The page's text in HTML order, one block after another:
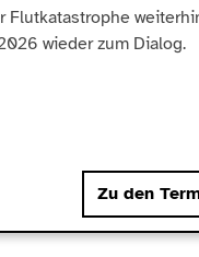
Flutkatastrophe
wieder zum Dialog.
Zu den